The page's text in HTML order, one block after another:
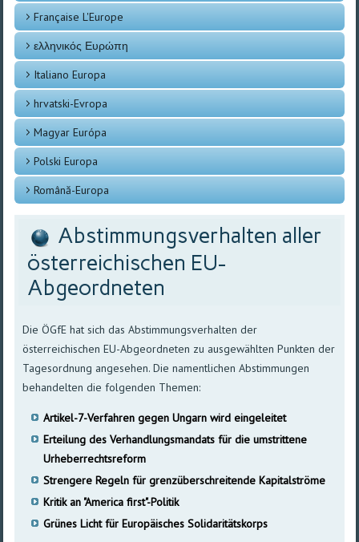
Française L'Europe
ελληνικός Ευρώπη
Italiano Europa
hrvatski-Evropa
Magyar Európa
Polski Europa
Română-Europa
Abstimmungsverhalten aller
österreichischen EU-
Abgeordneten
Die ÖGfE hat sich das Abstimmungsverhalten der
österreichischen EU-Abgeordneten zu ausgewählten Punkten der
Tagesordnung angesehen. Die namentlichen Abstimmungen
behandelten die folgenden Themen:
Artikel-7-Verfahren gegen Ungarn wird eingeleitet
Erteilung des Verhandlungsmandats für die umstrittene
Urheberrechtsreform
Strengere Regeln für grenzüberschreitende Kapitalströme
Kritik an "America first"-Politik
Grünes Licht für Europäisches Solidaritätskorps